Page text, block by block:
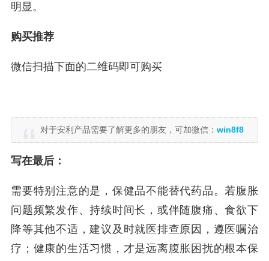
明显。
购买推荐
微信扫描下面的二维码即可购买
对于安利产品需要了解更多的朋友，可加微信： win8f8
写在最后：
需要特别注意的是，保健品不能替代药品。若腹胀
问题频繁发作、持续时间长，或伴随腹痛、食欲下
降等其他不适，建议及时就医排查原因，遵医嘱治
疗；健康的生活习惯，才是远离腹胀困扰的根本保